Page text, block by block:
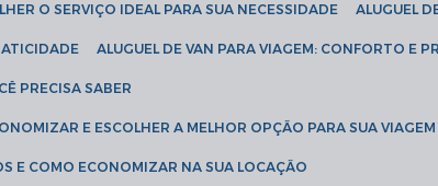
O SERVIÇO IDEAL PARA SUA NECESSIDADE ALUGUEL
ALUGUEL DE VAN PARA VIAGEM: CONFORTO E
PRECISA SABER
E ESCOLHER A MELHOR OPÇÃO PARA SUA VIAGEM
E COMO ECONOMIZAR NA SUA LOCAÇÃO